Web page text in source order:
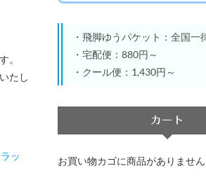
。
たし
ッ
・飛脚ゆうパケット：全国一
・宅配便：880円～
・クール便：1,430円～
カート
お買い物カゴに商品がありません